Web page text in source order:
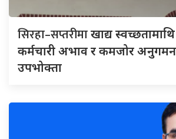
सिरहा–सप्तरीमाखाद्य स्वच्छतामाथि
कर्मचारी अभाव र कमजोर
उपभोक्ता